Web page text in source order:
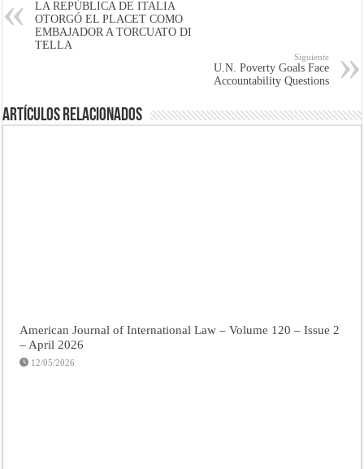
LA REPÚBLICA DE ITALIA
OTORGÓ EL PLACET COMO
EMBAJADOR A TORCUATO DI
TELLA
Siguiente
U.N. Poverty Goals Face
Accountability Questions
Artículos Relacionados
American Journal of International Law – Volume 120 – Issue 2
– April 2026
12/05/2026